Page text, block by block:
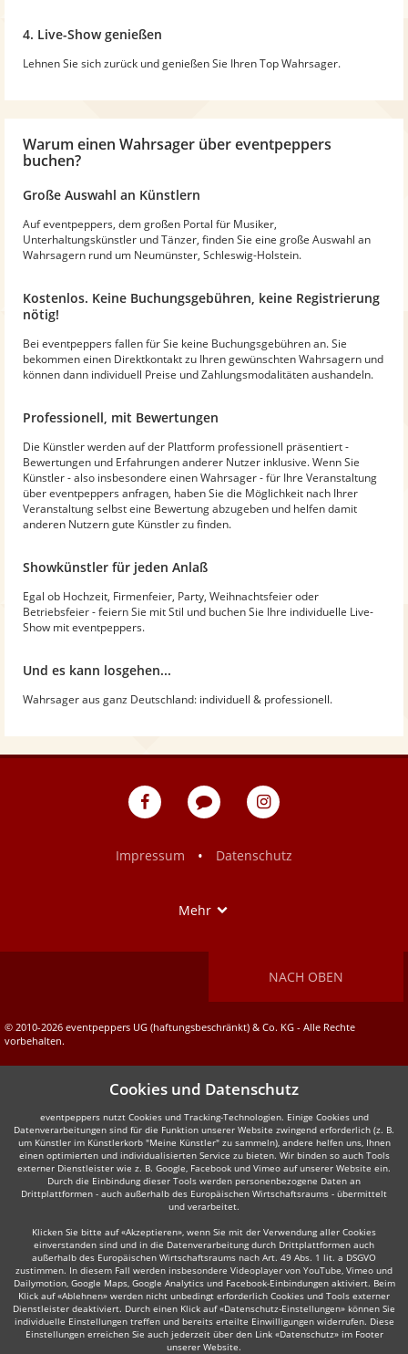
4. Live-Show genießen
Lehnen Sie sich zurück und genießen Sie Ihren Top Wahrsager.
Warum einen Wahrsager über eventpeppers
buchen?
Große Auswahl an Künstlern
Auf eventpeppers, dem großen Portal für Musiker,
Unterhaltungskünstler und Tänzer, finden Sie eine große Auswahl an
Wahrsagern rund um Neumünster, Schleswig-Holstein.
Kostenlos. Keine Buchungsgebühren, keine Registrierung
nötig!
Bei eventpeppers fallen für Sie keine Buchungsgebühren an. Sie
bekommen einen Direktkontakt zu Ihren gewünschten Wahrsagern und
können dann individuell Preise und Zahlungsmodalitäten aushandeln.
Professionell, mit Bewertungen
Die Künstler werden auf der Plattform professionell präsentiert -
Bewertungen und Erfahrungen anderer Nutzer inklusive. Wenn Sie
Künstler - also insbesondere einen Wahrsager - für Ihre Veranstaltung
über eventpeppers anfragen, haben Sie die Möglichkeit nach Ihrer
Veranstaltung selbst eine Bewertung abzugeben und helfen damit
anderen Nutzern gute Künstler zu finden.
Showkünstler für jeden Anlaß
Egal ob Hochzeit, Firmenfeier, Party, Weihnachtsfeier oder
Betriebsfeier - feiern Sie mit Stil und buchen Sie Ihre individuelle Live-
Show mit eventpeppers.
Und es kann losgehen...
Wahrsager aus ganz Deutschland: individuell & professionell.
eventpeppers
Blog
eventpeppers
Impressum
• Datenschutz
Mehr
NACH OBEN
© 2010-2026 eventpeppers UG (haftungsbeschränkt) & Co. KG - Alle Rechte
vorbehalten.
Cookies und Datenschutz
eventpeppers nutzt Cookies und Tracking-Technologien. Einige Cookies und
Datenverarbeitungen sind für die Funktion unserer Website zwingend erforderlich (z. B.
um Künstler im Künstlerkorb "Meine Künstler" zu sammeln), andere helfen uns, Ihnen
einen optimierten und individualisierten Service zu bieten. Wir binden so auch Tools
externer Dienstleister wie z. B. Google, Facebook und Vimeo auf unserer Website ein.
Durch die Einbindung dieser Tools werden personenbezogene Daten an
Drittplattformen - auch außerhalb des Europäischen Wirtschaftsraums - übermittelt
und verarbeitet.
Klicken Sie bitte auf «Akzeptieren», wenn Sie mit der Verwendung aller Cookies
einverstanden sind und in die Datenverarbeitung durch Drittplattformen auch
außerhalb des Europäischen Wirtschaftsraums nach Art. 49 Abs. 1 lit. a DSGVO
zustimmen. In diesem Fall werden insbesondere Videoplayer von YouTube, Vimeo und
Dailymotion, Google Maps, Google Analytics und Facebook-Einbindungen aktiviert. Beim
Klick auf «Ablehnen» werden nicht unbedingt erforderlich Cookies und Tools externer
Dienstleister deaktiviert. Durch einen Klick auf «Datenschutz-Einstellungen» können Sie
individuelle Einstellungen treffen und bereits erteilte Einwilligungen widerrufen. Diese
Einstellungen erreichen Sie auch jederzeit über den Link «Datenschutz» im Footer
unserer Website.